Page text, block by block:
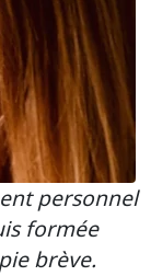
personnel
formée
brève.